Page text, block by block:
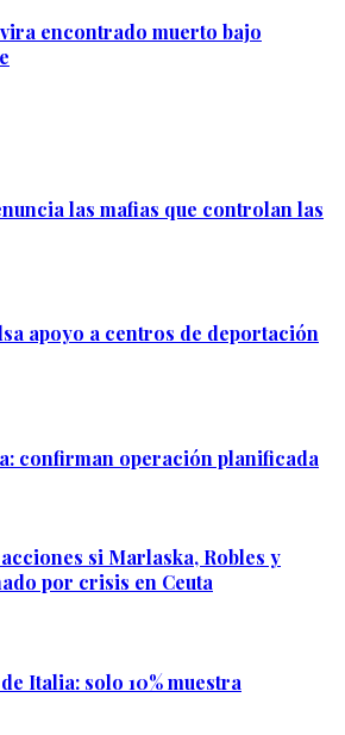
encontrado muerto bajo
las mafias que controlan las
apoyo a centros de deportación
confirman operación planificada
si Marlaska, Robles y
por crisis en Ceuta
Italia: solo 10% muestra